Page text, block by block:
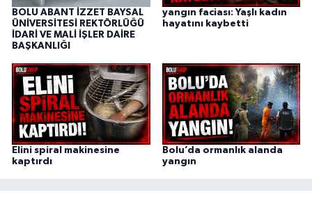
BOLU ABANT İZZET BAYSAL
ÜNİVERSİTESİ REKTÖRLÜĞÜ
İDARİ VE MALİ İŞLER DAİRE
BAŞKANLIĞI
yangın faciası: Yaşlı kadın
hayatını kaybetti
Elini spiral makinesine
kaptırdı
Bolu’da ormanlık alanda
yangın